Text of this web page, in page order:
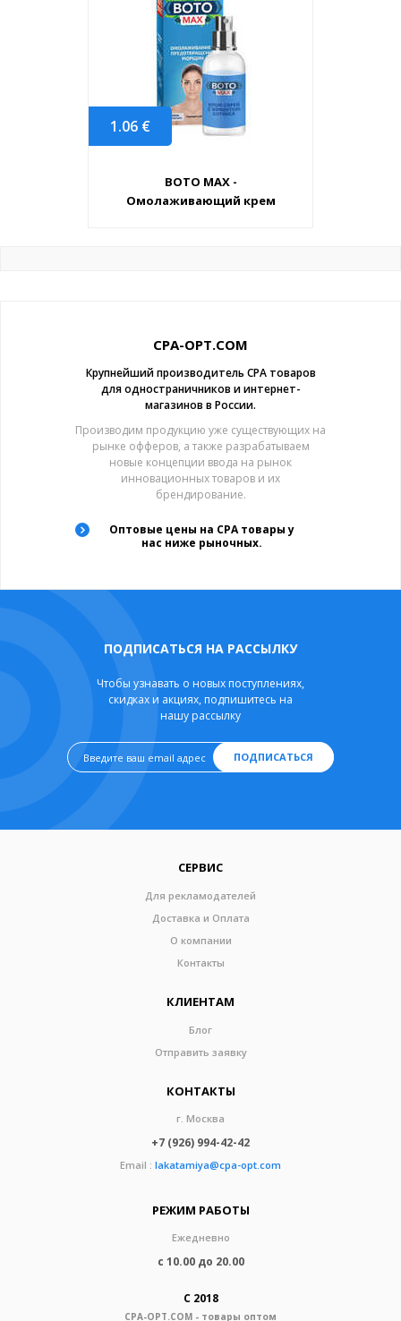
1.06 €
BOTO MAX -
Омолаживающий крем
CPA-OPT.COM
Крупнейший производитель CPA товаров
для одностраничников и интернет-
магазинов в России.
Производим продукцию уже существующих на
рынке офферов, а также разрабатываем
новые концепции ввода на рынок
инновационных товаров и их
брендирование.
Оптовые цены на CPA товары у
нас ниже рыночных.
ПОДПИСАТЬСЯ НА РАССЫЛКУ
Чтобы узнавать о новых поступлениях,
скидках и акциях, подпишитесь на
нашу рассылку
ПОДПИСАТЬСЯ
СЕРВИС
Для рекламодателей
Доставка и Оплата
О компании
Контакты
КЛИЕНТАМ
Блог
Отправить заявку
КОНТАКТЫ
г. Москва
+7 (926) 994-42-42
Email : lakatamiya@cpa-opt.com
РЕЖИМ РАБОТЫ
Ежедневно
с 10.00 до 20.00
С 2018
CPA-OPT.COM - товары оптом